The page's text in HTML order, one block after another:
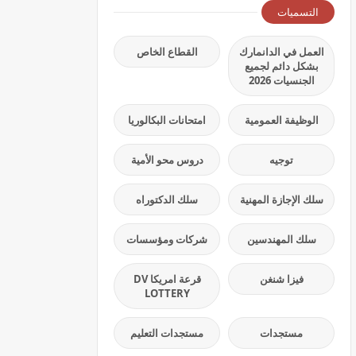
التسميات
العمل في الدانمارك
بشكل دائم لجميع
الجنسيات 2026
القطاع الخاص
الوظيفة العمومية امتحانات البكالوريا
توجيه دروس محو الأمية
سلك الإجازة المهنية سلك الدكتوراه
سلك المهندسين شركات ومؤسسات
فيزا شنغن
قرعة امريكا DV
LOTTERY
مستجدات مستجدات التعليم